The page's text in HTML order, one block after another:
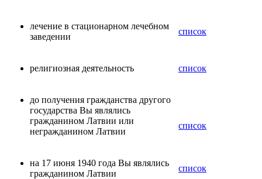
лечение в стационарном лечебном
заведении
список
религиозная деятельность список
до получения гражданства другого
государства Вы являлись
гражданином Латвии или
негражданином Латвии
список
на 17 июня 1940 года Вы являлись
гражданином Латвии
список